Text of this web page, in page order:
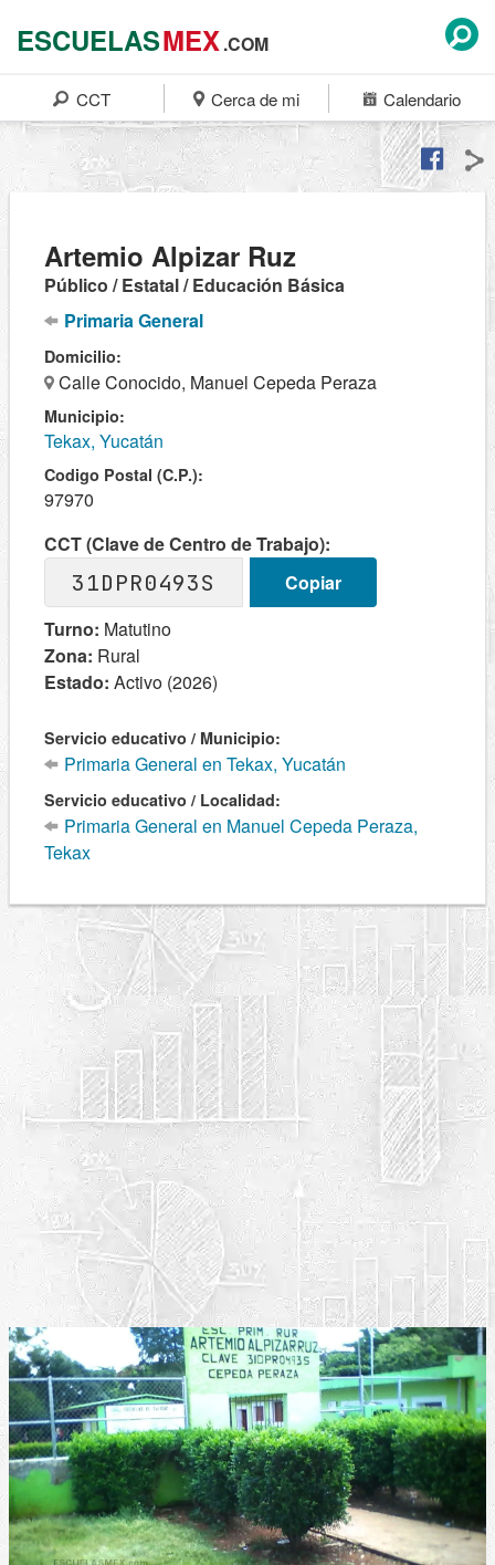
ESCUELASMEX.COM
CCT Cerca de mi Calendario
Artemio Alpizar Ruz
Público / Estatal / Educación Básica
Primaria General
Domicilio:
Calle Conocido, Manuel Cepeda Peraza
Municipio:
Tekax, Yucatán
Codigo Postal (C.P.):
97970
CCT (Clave de Centro de Trabajo):
31DPR0493S
Copiar
Turno: Matutino
Zona: Rural
Estado: Activo (2026)
Servicio educativo / Municipio:
Primaria General en Tekax, Yucatán
Servicio educativo / Localidad:
Primaria General en Manuel Cepeda Peraza,
Tekax